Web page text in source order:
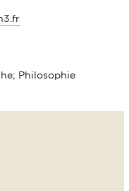
Philosophie